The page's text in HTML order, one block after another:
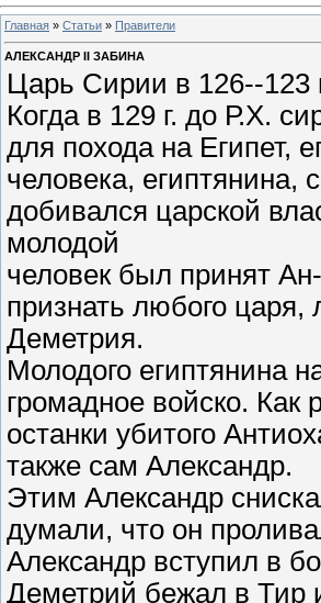
Главная » Статьи » Правители
АЛЕКСАНДР II ЗАБИНА
Царь Сирии в 126--123
Когда в 129 г. до Р.Х.
для похода на Египет,
человека, египтянина,
добивался царской
молодой
человек был принят
признать любого
Деметрия.
Молодого египтянина
громадное войско. Как
останки убитого
также сам Александр.
Этим Александр
думали, что он
Александр вступил в
Деметрий бежал в Тир